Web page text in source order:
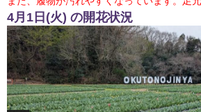
4月1日(火) の開花状況